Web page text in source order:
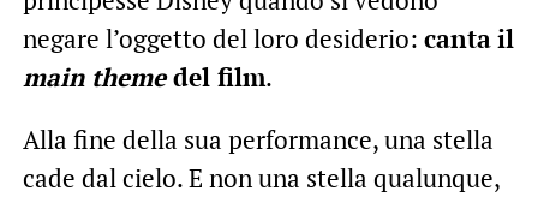
negare l’oggetto del loro desiderio: cantail
main themedel film.
Alla fine della sua performance, una stella
cade dal cielo. E non una stella qualunque,